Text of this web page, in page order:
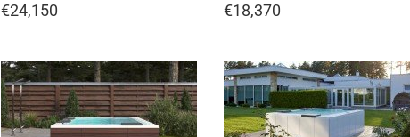
Thermory (220/240V/ 50/60Hz)
€24,150
50/60Hz)
€18,370